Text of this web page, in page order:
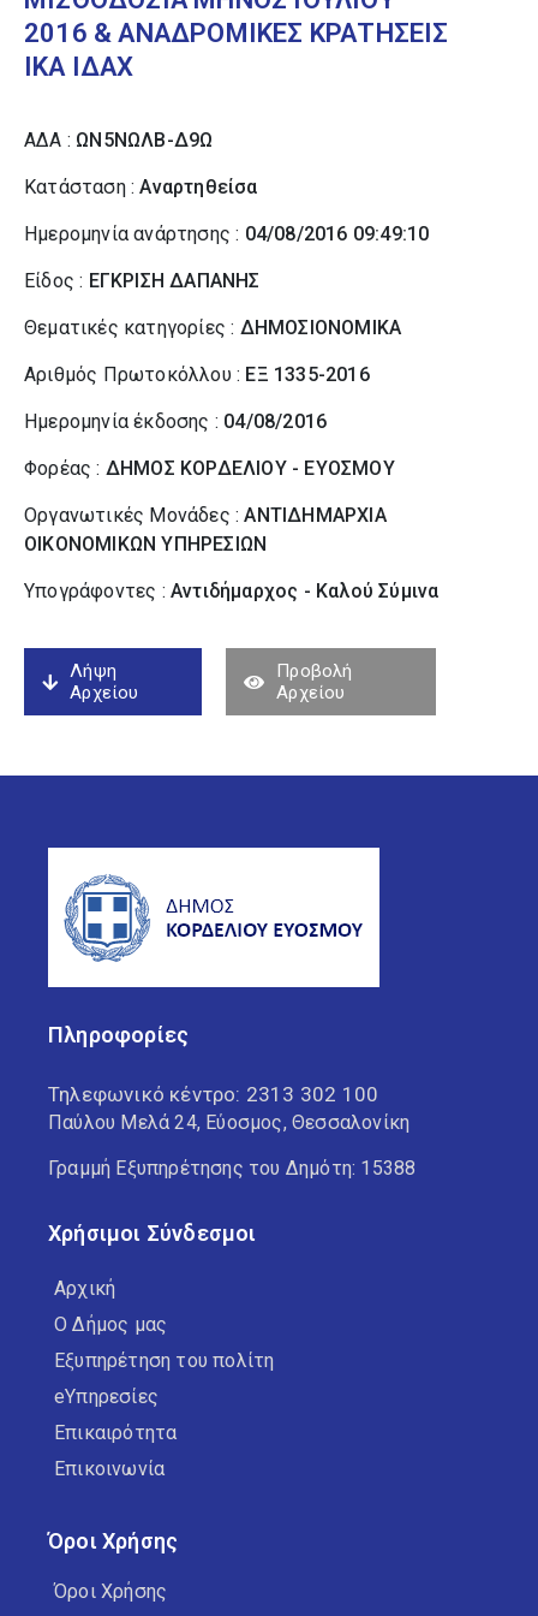
2016 & ΑΝΑΔΡΟΜΙΚΕΣ ΚΡΑΤΗΣΕΙΣ
ΙΚΑ ΙΔΑΧ
ΑΔΑ : ΩΝ5ΝΩΛΒ-Δ9Ω
Κατάσταση :Αναρτηθείσα
Ημερομηνία ανάρτησης : 04/08/2016 09:49:10
Είδος : ΕΓΚΡΙΣΗ ΔΑΠΑΝΗΣ
Θεματικές κατηγορίες : ΔΗΜΟΣΙΟΝΟΜΙΚΑ
Αριθμός Πρωτοκόλλου : ΕΞ 1335-2016
Ημερομηνία έκδοσης : 04/08/2016
Φορέας : ΔΗΜΟΣ ΚΟΡΔΕΛΙΟΥ - ΕΥΟΣΜΟΥ
Οργανωτικές Μονάδες :ΑΝΤΙΔΗΜΑΡΧΙΑ
ΟΙΚΟΝΟΜΙΚΩΝ ΥΠΗΡΕΣΙΩΝ
Υπογράφοντες : Αντιδήμαρχος - Καλού Σύµινα
Λήψη
Αρχείου
Προβολή
Αρχείου
Πληροφορίες
Τηλεφωνικό κέντρο: 2313 302 100
Παύλου Μελά 24, Εύοσμος, Θεσσαλονίκη
Γραμμή Εξυπηρέτησης του Δημότη: 15388
Χρήσιμοι Σύνδεσμοι
Αρχική
Ο Δήμος μας
Εξυπηρέτηση του πολίτη
eΥπηρεσίες
Επικαιρότητα
Επικοινωνία
Όροι Χρήσης
Όροι Χρήσης